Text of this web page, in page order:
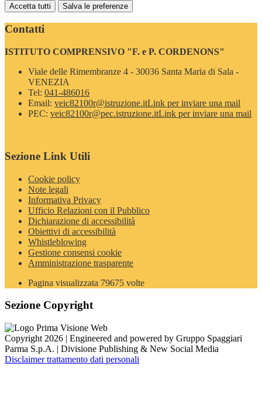
Accetta tutti Salva le preferenze
Contatti
ISTITUTO COMPRENSIVO "F. e P. CORDENONS"
Viale delle Rimembranze 4 - 30036 Santa Maria di Sala -
VENEZIA
Tel: 041-486016
Email: veic82100r@istruzione.itLink per inviare una mail
PEC: veic82100r@pec.istruzione.itLink per inviare una mail
Sezione Link Utili
Cookie policy
Note legali
Informativa Privacy
Ufficio Relazioni con il Pubblico
Dichiarazione di accessibilità
Obiettivi di accessibilità
Whistleblowing
Gestione consensi cookie
Amministrazione trasparente
Pagina visualizzata 79675 volte
Sezione Copyright
Copyright 2026 | Engineered and powered by Gruppo Spaggiari
Parma S.p.A. | Divisione Publishing & New Social Media
Disclaimer trattamento dati personali